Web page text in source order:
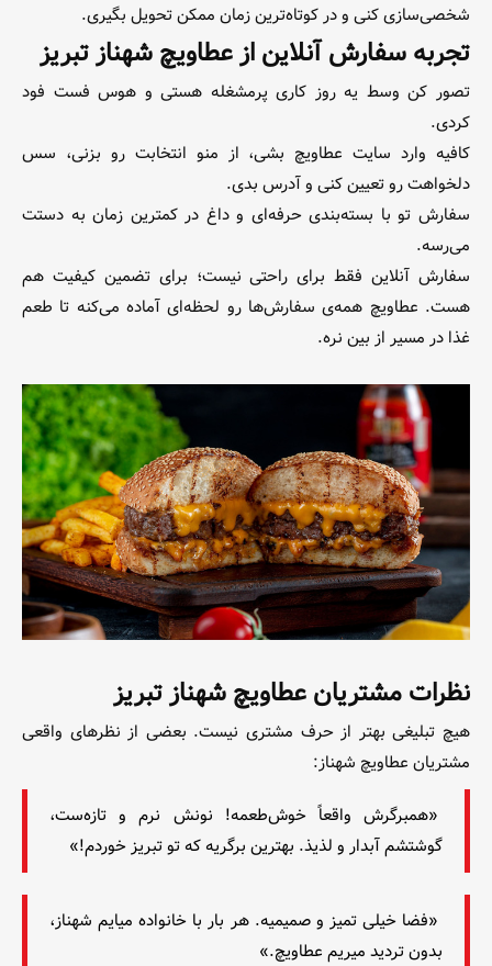
شخصی‌سازی کنی و در کوتاه‌ترین زمان ممکن تحویل بگیری.
تجربه سفارش آنلاین از عطاویچ شهناز تبریز
تصور کن وسط یه روز کاری پرمشغله هستی و هوس فست فود
کردی.
کافیه وارد سایت عطاویچ بشی، از منو انتخابت رو بزنی، سس
دلخواهت رو تعیین کنی و آدرس بدی.
سفارش تو با بسته‌بندی حرفه‌ای و داغ در کمترین زمان به دستت
می‌رسه.
سفارش آنلاین فقط برای راحتی نیست؛ برای تضمین کیفیت هم
هست. عطاویچ همه‌ی سفارش‌ها رو لحظه‌ای آماده می‌کنه تا طعم
غذا در مسیر از بین نره.
نظرات مشتریان عطاویچ شهناز تبریز
هیچ تبلیغی بهتر از حرف مشتری نیست. بعضی از نظرهای واقعی
مشتریان عطاویچ شهناز:
«همبرگرش واقعاً خوش‌طعمه! نونش نرم و تازه‌ست،
گوشتشم آبدار و لذیذ. بهترین برگریه که تو تبریز خوردم!»
«فضا خیلی تمیز و صمیمیه. هر بار با خانواده میایم شهناز،
بدون تردید میریم عطاویچ.»